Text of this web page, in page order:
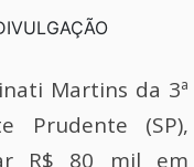
Martins da 3ª
Prudente (SP),
R$ 80 mil em